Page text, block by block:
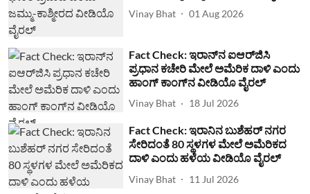
Vinay Bhat 01 Aug 2026
Fact Check: ಇರಾನ್‌ನ ಐಆರ್‌ಜಿಸಿ
ಪ್ರಧಾನ ಕಚೇರಿ ಮೇಲೆ ಅಮೆರಿಕ ದಾಳಿ ಎಂದು
ಹಾಂಗ್ ಕಾಂಗ್​ನ ವೀಡಿಯೊ ವೈರಲ್
Vinay Bhat 18 Jul 2026
Fact Check: ಇರಾನಿನ ಬುಶೆಹರ್ ನಗರ
ಸೇರಿದಂತೆ 80 ಸ್ಥಳಗಳ ಮೇಲೆ ಅಮೆರಿಕದ
ದಾಳಿ ಎಂದು ಹಳೆಯ ವೀಡಿಯೊ ವೈರಲ್
Vinay Bhat 11 Jul 2026